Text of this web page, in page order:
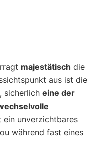
majestätisch die
aus ist die
sicherlich eine der
ein unverzichtbares
während fast eines